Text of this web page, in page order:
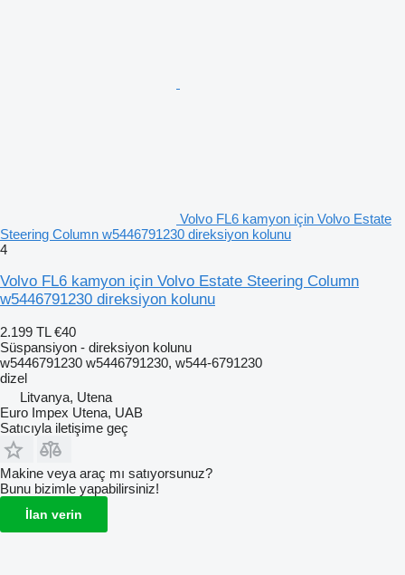
Volvo FL6 kamyon için Volvo Estate
Steering Column w5446791230 direksiyon kolunu
4
Volvo FL6 kamyon için Volvo Estate Steering Column
w5446791230 direksiyon kolunu
2.199 TL €40
Süspansiyon - direksiyon kolunu
w5446791230 w5446791230, w544-6791230
dizel
Litvanya, Utena
Euro Impex Utena, UAB
Satıcıyla iletişime geç
Makine veya araç mı satıyorsunuz?
Bunu bizimle yapabilirsiniz!
İlan verin